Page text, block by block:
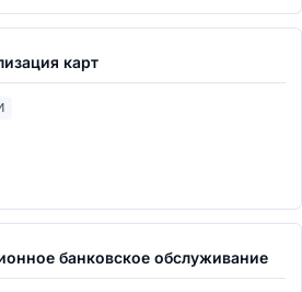
карт
банковское обслуживание